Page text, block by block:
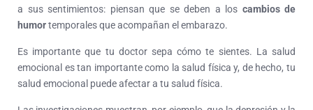
a sus sentimientos: piensan que se deben a los cambios de
humortemporales que acompañan el embarazo.
Es importante que tu doctor sepa cómo te sientes. La salud
emocional es tan importante como la salud física y, de hecho, tu
salud emocional puede afectar a tu salud física.